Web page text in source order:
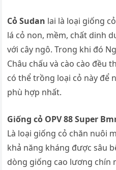
Cỏ Sudan lai là loại giống
lá cỏ non, mềm, chất dinh
với cây ngô. Trong khi đó
Châu chấu và cào cào đều
có thể trồng loại cỏ này để
phù hợp nhất.
Giống cỏ OPV 88 Super
Là loại giống cỏ chăn nuôi
khả năng kháng được sâu
dòng giống cao lương chín